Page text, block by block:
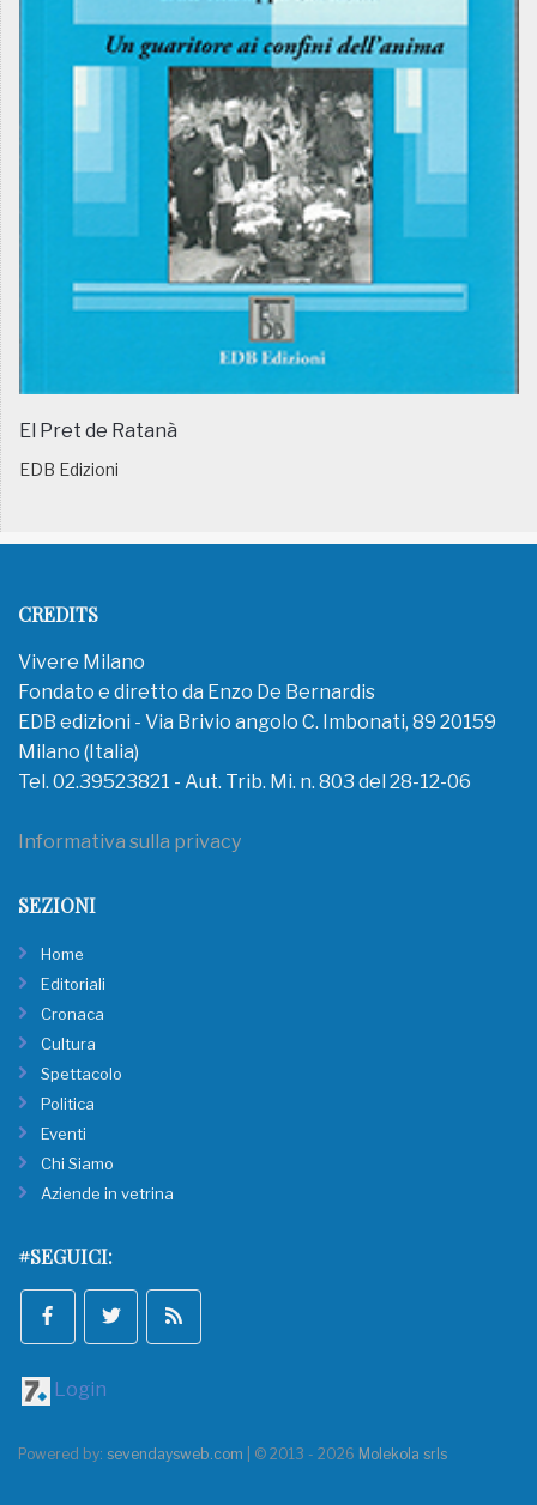
El Pret de Ratanà
EDB Edizioni
CREDITS
Vivere Milano
Fondato e diretto da Enzo De Bernardis
EDB edizioni - Via Brivio angolo C. Imbonati, 89 20159
Milano (Italia)
Tel. 02.39523821 - Aut. Trib. Mi. n. 803 del 28-12-06
Informativa sulla privacy
SEZIONI
Home
Editoriali
Cronaca
Cultura
Spettacolo
Politica
Eventi
Chi Siamo
Aziende in vetrina
#SEGUICI:
Login
Powered by: sevendaysweb.com | © 2013 - 2026 Molekola srls